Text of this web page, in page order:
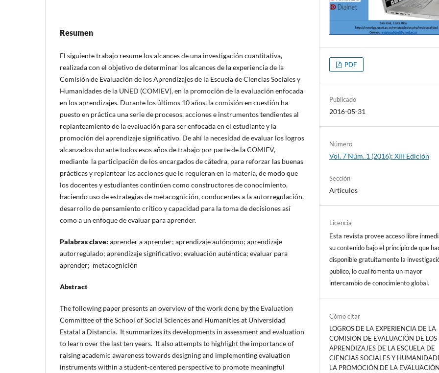
Resumen
El siguiente trabajo resume los alcances de una investigación cuantitativa,
realizada con el objetivo de determinar los alcances de la experiencia de la
Comisión de Evaluación de los Aprendizajes de la Escuela de Ciencias Sociales y
Humanidades de la UNED (COMIEV), en la promoción de la evaluación enfocada
en los aprendizajes. Durante los últimos 10 años, la comisión en cuestión ha
puesto en práctica una serie de procesos, acciones e instrumentos tendientes al
replanteamiento de la evaluación para ser enfocada en el estudiante y la
promoción del aprendizaje significativo. De ahí la necesidad de evaluar los logros
alcanzados durante todos esos años de trabajo por parte de la COMIEV,
mediante la participación de los encargados de cátedra, para reforzar las buenas
prácticas y replantear las acciones que lo requieran en la materia, de modo que
los docentes y estudiantes continúen como constructores de conocimiento,
haciendo uso de estrategias de metacognición, conducentes a la autorregulación,
desarrollo de pensamiento crítico y capacidad para la toma de decisiones así
como a un enfoque de evaluar para aprender.
Palabras clave: aprender a aprender; aprendizaje autónomo; aprendizaje
autorregulado; aprendizaje significativo; evaluación auténtica; evaluar para
aprender; metacognición
Abstract
The following paper presents an overview of the work done by the Evaluation
Committee of the School of Social Sciences and Humanities at Universidad
Estatal a Distancia. It summarizes its developments in assessment and evaluation
to learn over the last ten years. It also attempts to highlight the importance of
raising academic awareness towards designing and implementing evaluation
instruments within a student-centered perspective to promote meaningful
PDF
Publicado
2016-05-31
Número
Vol. 7 Núm. 1 (2016): XIII Edición
Sección
Artículos
Licencia
Esta revista provee acceso libre
su contenido bajo el principio de que
disponible gratuitamente la
publico, lo cual fomenta un mayor
intercambio de conocimiento global.
Cómo citar
LOGROS DE LA EXPERIENCIA DE LA
COMISIÓN DE EVALUACIÓN DE LOS
APRENDIZAJES DE LA ESCUELA DE
CIENCIAS SOCIALES Y
LA PROMOCIÓN DE LA EVALUACIÓN